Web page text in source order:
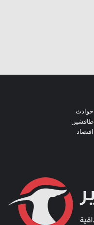
حوادث
طافشين
اقتصاد